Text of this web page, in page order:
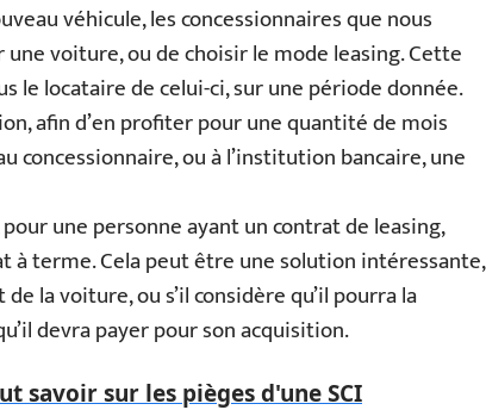
véhicule, les concessionnaires que nous
voiture, ou de choisir le mode leasing. Cette
le locataire de celui-ci, sur une période donnée.
afin d’en profiter pour une quantité de mois
concessionnaire, ou à l’institution bancaire, une
une personne ayant un contrat de leasing,
à terme. Cela peut être une solution intéressante,
la voiture, ou s’il considère qu’il pourra la
devra payer pour son acquisition.
savoir sur les pièges d'une SCI